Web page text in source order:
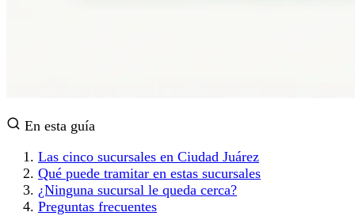
En esta guía
Las cinco sucursales en Ciudad Juárez
Qué puede tramitar en estas sucursales
¿Ninguna sucursal le queda cerca?
Preguntas frecuentes